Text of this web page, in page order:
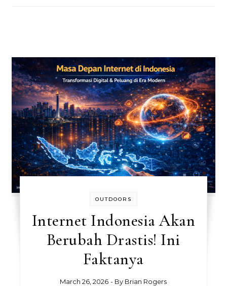
OUTDOORS
Internet Indonesia Akan
Berubah Drastis! Ini
Faktanya
March 26, 2026 - By Brian Rogers